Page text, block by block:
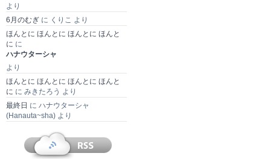
より
6月のむぎ に くりこ より
ほんとに ほんとに ほんとに ほんと
に に
ハナウターシャ
より
ほんとに ほんとに ほんとに ほんと
に に みきたろう より
最終日 に ハナウターシャ
(Hanauta~sha) より